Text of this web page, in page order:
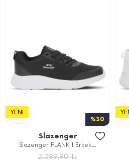
%30
YENI
Slazenger
Slazenger PLANK I Erkek...
2.099,90 TL